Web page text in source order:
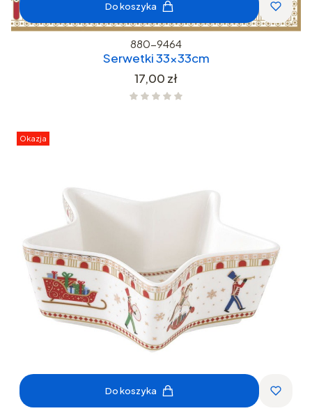
Do koszyka
880-9464
Serwetki 33x33cm
Cena
17,00 zł
Okazja
Do koszyka